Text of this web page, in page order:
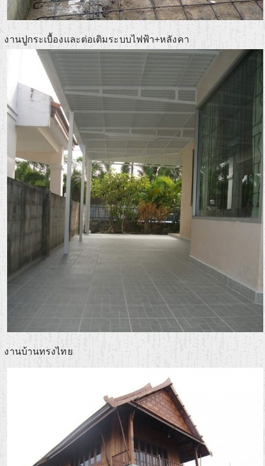
งานปูกระเบื้องและต่อเติมระบบไฟฟ้า+หลังคา
งานบ้านทรงไทย